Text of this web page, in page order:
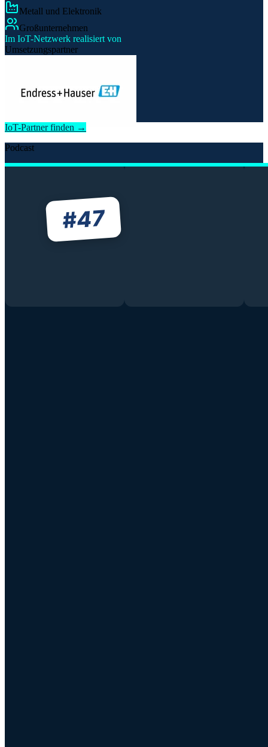
Metall und Elektronik
Großunternehmen
Im IoT-Netzwerk realisiert von
Umsetzungspartner
IoT-Partner finden →
Podcast
#47